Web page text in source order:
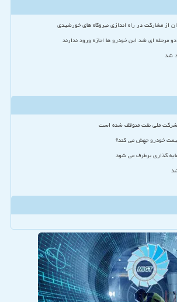
از مشارکت در راه اندازی نیروگاه های خورشیدی
مرحله ای شد این خودرو ها اجازه ورود ندارند
شد
شرکت ملی نفت متوقف شده است
خودرو جهش می کند؟
گذاری برطرف می شود